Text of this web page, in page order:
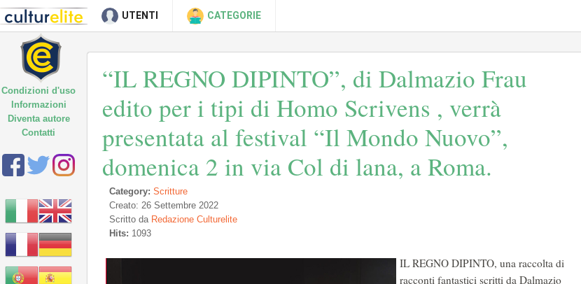
UTENTI CATEGORIE
“IL REGNO DIPINTO”, di Dalmazio Frau
edito per i tipi di Homo Scrivens , verrà
presentata al festival “Il Mondo Nuovo”,
domenica 2 in via Col di lana, a Roma.
Category: Scritture
Creato: 26 Settembre 2022
Scritto da Redazione Culturelite
Hits: 1093
IL REGNO DIPINTO, una raccolta di
racconti fantastici scritti da Dalmazio
Condizioni d'uso
Informazioni
Diventa autore
Contatti